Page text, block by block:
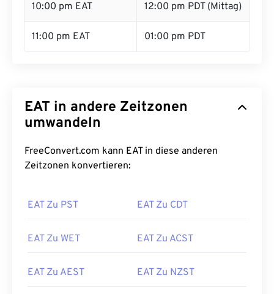
10:00 pm EAT 12:00 pm PDT (Mittag)
11:00 pm EAT 01:00 pm PDT
EAT in andere Zeitzonen
umwandeln
FreeConvert.com kann EAT in diese anderen
Zeitzonen konvertieren:
EAT Zu PST EAT Zu CDT
EAT Zu WET EAT Zu ACST
EAT Zu AEST EAT Zu NZST